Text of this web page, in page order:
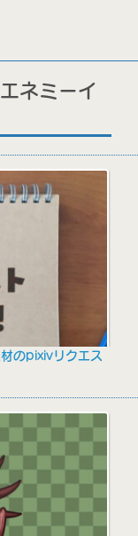
ネミーイ
のpixivリクエス